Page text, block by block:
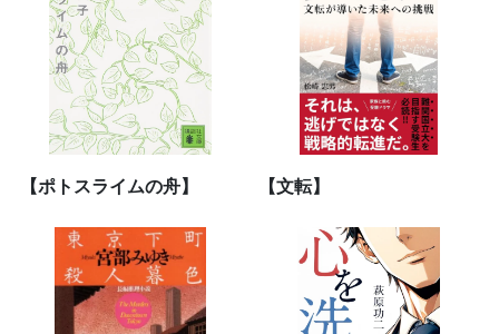
【ポトスライムの舟】 【文転】